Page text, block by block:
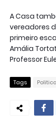
A Casa
vereadores
primeiro
Amália
Professor
Tags Politica